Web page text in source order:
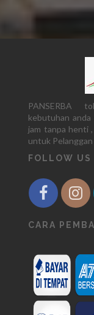
PANSERBA
kebutuhan anda
jam tanpa henti
untuk Pelanggan
FOLLOW US
CARA